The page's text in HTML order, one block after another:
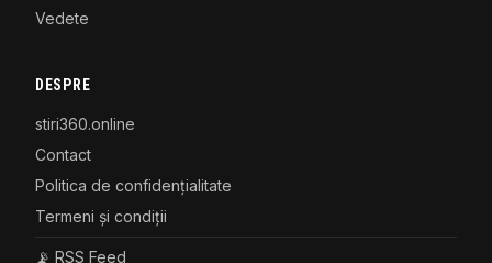
Vedete
DESPRE
stiri360.online
Contact
Politica de confidențialitate
Termeni și condiții
📡 RSS Feed